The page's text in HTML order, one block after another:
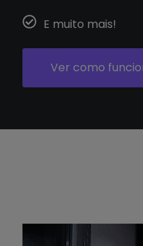
E muito mais!
Ver como